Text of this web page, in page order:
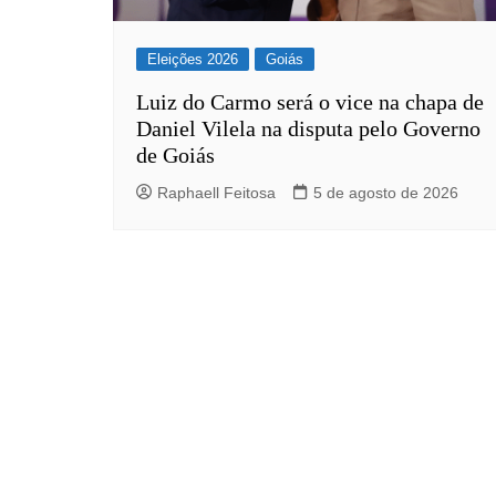
Eleições 2026 Goiás
Luiz do Carmo será o vice na chapa de
Daniel Vilela na disputa pelo Governo
de Goiás
Raphaell Feitosa 5 de agosto de 2026